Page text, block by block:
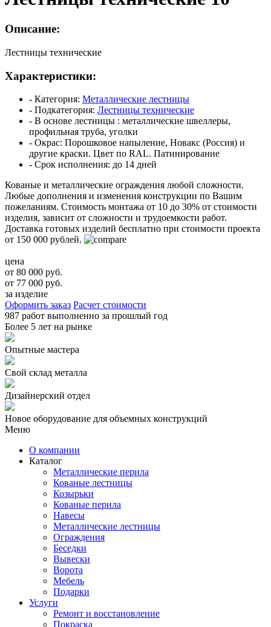
Описание:
Лестницы технические
Характеристики:
- Категория: Металлические лестницы
- Подкатегория: Лестницы технические
- В основе лестницы : металлические швеллеры,
профильная труба, уголки
- Окрас: Порошковое напыление, Новакс (Россия) и
другие краски. Цвет по RAL. Патинирование
- Срок исполнения: до 14 дней
Кованые и металлические ограждения любой сложности.
Любые дополнения и изменения конструкции по Вашим
пожеланиям. Стоимость монтажа от 10 до 30% от стоимости
изделия, зависит от сложности и трудоемкости работ.
Доставка готовых изделий бесплатно при стоимости проекта
от 150 000 рублей.
цена
от 80 000 руб.
от 77 000 руб.
за изделие
Оформить заказ Расчет стоимости
987 работ выполненно за прошлый год
Более 5 лет на рынке
Опытные мастера
Свой склад металла
Дизайнерский отдел
Новое оборудование для объемных конструкций
Меню
О компании
Каталог
Металлические перила
Кованые лестницы
Козырьки
Кованые перила
Навесы
Металлические лестницы
Ограждения
Беседки
Вывески
Ворота
Мебель
Подарки
Услуги
Ремонт и восстановление
Покраска